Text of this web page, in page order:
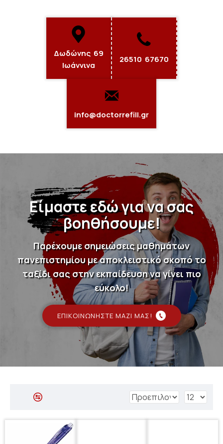
Δωδώνης 69
Ιωάννινα
26510 67670
info@doctorrefill.gr
Είμαστε εδώ για να σας
βοηθήσουμε!
Παρέχουμε σημειώσεις μαθημάτων
πανεπιστημίου με αποκλειστικό σκοπό το
ταξίδι σας στην εκπαίδευση να γίνει πιο
εύκολο!
ΕΠΙΚΟΙΝΩΝΉΣΤΕ ΜΑΖΊ ΜΑΣ!